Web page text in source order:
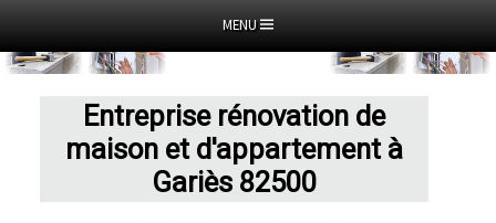
MENU
Entreprise rénovation de
maison et d'appartement à
Gariès 82500